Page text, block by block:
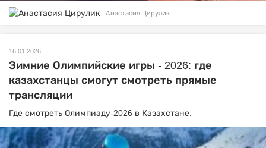
Анастасия Цирулик
16.01.2026
Зимние Олимпийские игры - 2026: где
казахстанцы смогут смотреть прямые
трансляции
Где смотреть Олимпиаду-2026 в Казахстане.